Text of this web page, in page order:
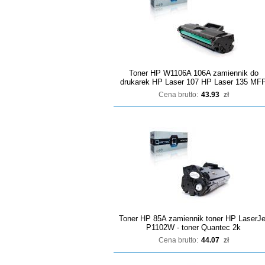
Toner HP W1106A 106A zamiennik do
drukarek HP Laser 107 HP Laser 135
Cena brutto: 43.93 zł
Toner HP 85A zamiennik toner HP
P1102W - toner Quantec 2k
Cena brutto: 44.07 zł